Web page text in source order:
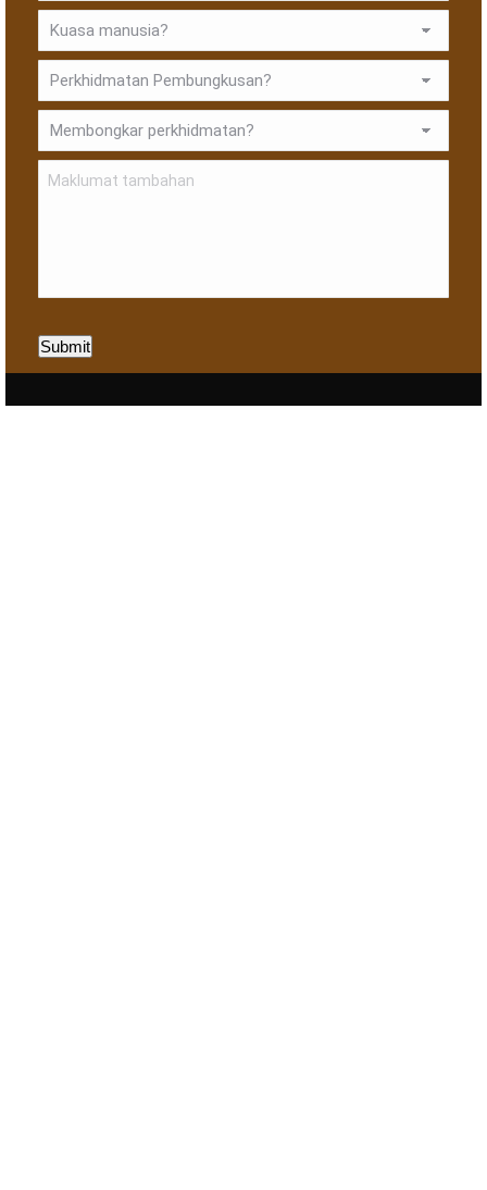
Submit